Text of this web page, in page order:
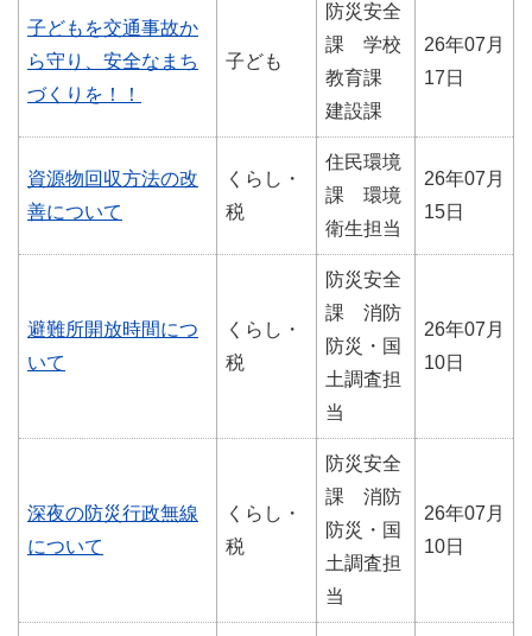
子どもを交通事故か
ら守り、安全なまち
づくりを！！
子ども
防災安全
課 学校
教育課
建設課
26年07月
17日
資源物回収方法の改
善について
くらし・
税
住民環境
課 環境
衛生担当
26年07月
15日
避難所開放時間につ
いて
くらし・
税
防災安全
課 消防
防災・国
土調査担
当
26年07月
10日
深夜の防災行政無線
について
くらし・
税
防災安全
課 消防
防災・国
土調査担
当
26年07月
10日